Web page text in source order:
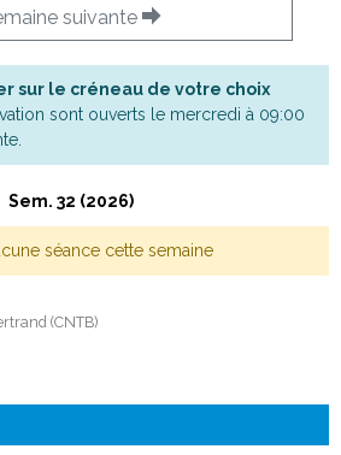
suivante
sur le créneau de votre choix
sont ouverts le mercredi à 09:00
Sem. 32 (2026)
séance cette semaine
(CNTB)